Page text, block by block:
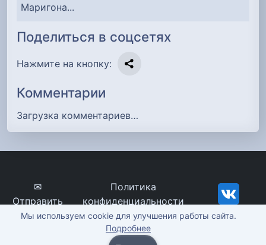
Маригона...
Поделиться в соцсетях
Нажмите на кнопку:
Комментарии
Загрузка комментариев…
✉
Отправить
сообщение
Политика
конфиденциальности
imena-znachenie.ru, ©
2012-2026
Мы используем cookie для улучшения работы сайта.
Подробнее